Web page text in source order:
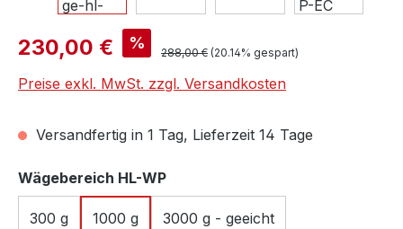
Verkaufspreis:
230,00 € % Regulärer Preis:
288,00 € (20.14% gespart)
Preise exkl. MwSt. zzgl. Versandkosten
Versandfertig in 1 Tag, Lieferzeit 14 Tage
Wägebereich HL-WPauswählen
300 g 1000 g 3000 g - geeicht